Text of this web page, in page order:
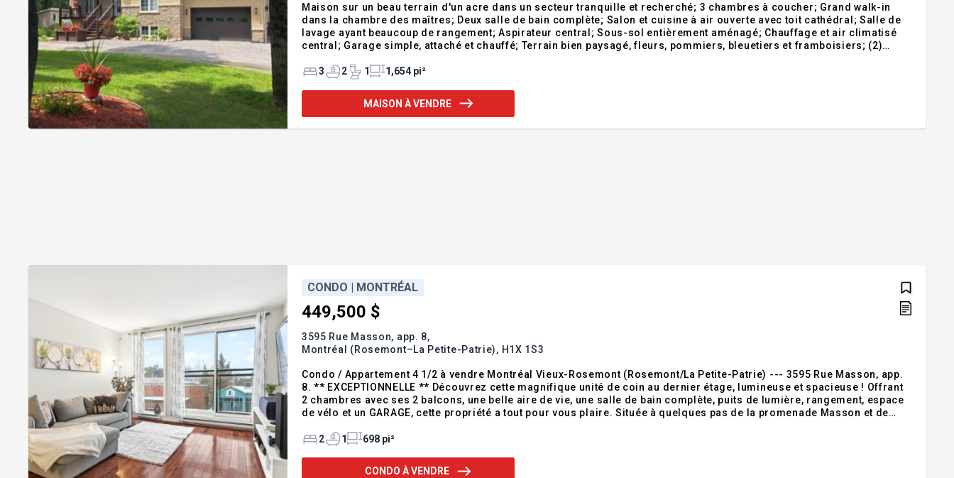
Maison sur un beau terrain d'un acre dans un secteur tranquille et recherché; 3 chambres à coucher; Grand walk-in
dans la chambre des maîtres; Deux salle de bain complète; Salon et cuisine à air ouverte avec toit cathédral; Salle de
lavage ayant beaucoup de rangement; Aspirateur central; Sous-sol entièrement aménagé; Chauffage et air climatisé
central; Garage simple, attaché et chauffé; Terrain bien paysagé, fleurs, pommiers, bleuetiers et framboisiers; (2)
3
2 1 1,654 pi²
MAISON À VENDRE
CONDO | MONTRÉAL
449,500 $
3595 Rue Masson, app. 8,
Montréal (Rosemont–La Petite-Patrie), H1X 1S3
Condo / Appartement 4 1/2 à vendre Montréal Vieux-Rosemont (Rosemont/La Petite-Patrie) --- 3595 Rue Masson, app.
8. ** EXCEPTIONNELLE ** Découvrez cette magnifique unité de coin au dernier étage, lumineuse et spacieuse ! Offrant
2 chambres avec ses 2 balcons, une belle aire de vie, une salle de bain complète, puits de lumière, rangement, espace
de vélo et un GARAGE, cette propriété a tout pour vous plaire. Située à quelques pas de la promenade Masson et de
téléphoner ou laisser vos
2 1 698 pi²
CONDO À VENDRE